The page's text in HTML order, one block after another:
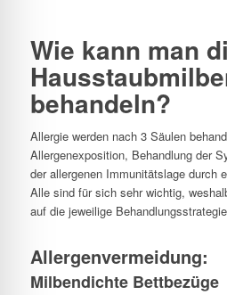
Wie kann man
behandeln?
Allergie werden nach 3 Säulen
Allergenexposition, Behandlung der
der allergenen Immunitätslage durch
Alle sind für sich sehr wichtig,
auf die jeweilige
Allergenvermeidung:
Milbendichte Bettbezüge